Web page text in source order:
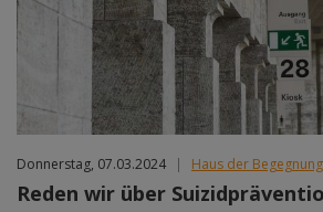
Donnerstag, 07.03.2024 | Haus der Begegnung
Reden wir über